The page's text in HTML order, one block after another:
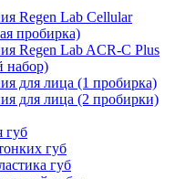
Regen Lab Cellular
пробирка)
Regen Lab ACR-C Plus
набор)
для лица (1 пробирка)
для лица (2 пробирки)
губ
губ
губ